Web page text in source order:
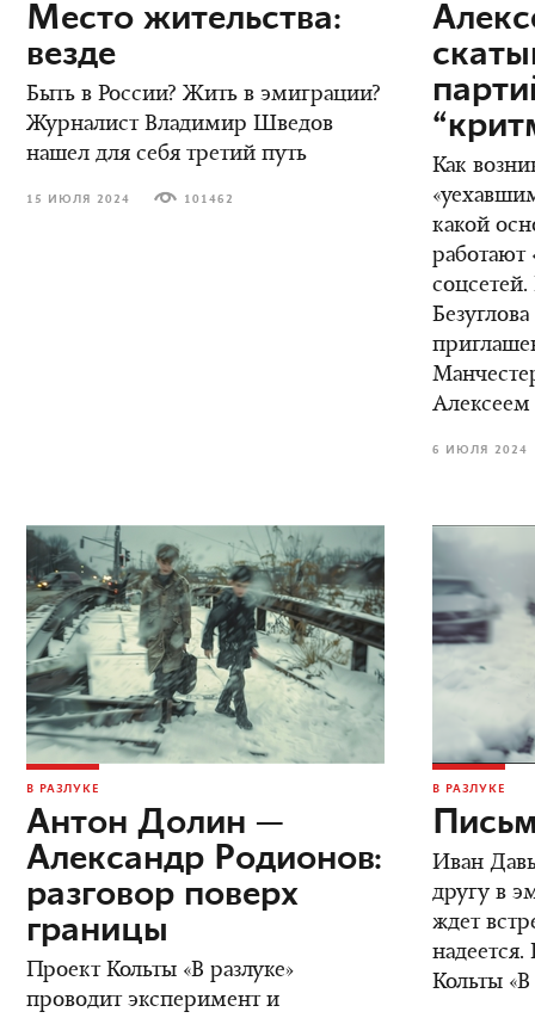
Место жительства:
везде
Быть в России? Жить в эмиграции?
Журналист Владимир Шведов
нашел для себя третий путь
15 ИЮЛЯ 2024 101462
Как
какой
работают
6 ИЮЛЯ 2024
В РАЗЛУКЕ
Антон Долин —
Александр Родионов:
разговор поверх
границы
Проект Кольты «В разлуке»
проводит эксперимент и
В РАЗЛУКЕ
Иван
другу в
ждет
надеется.
Кольты «В